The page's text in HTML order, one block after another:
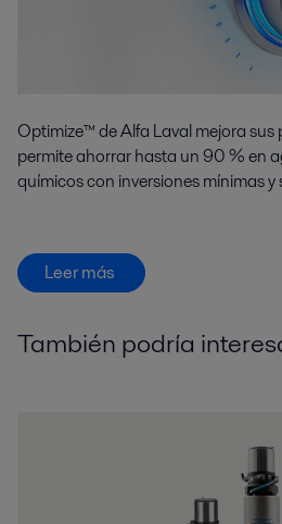
Optimize™ de Alfa Laval mejora sus
permite ahorrar hasta un 90 % en
químicos con inversiones mínimas y
Leer más
También podría